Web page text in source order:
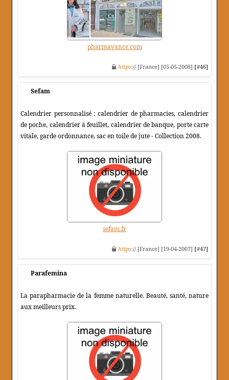
pharmavance.com
https:// [France] [05-05-2008] [#46]
Sefam
Calendrier personnalisé : calendrier de pharmacies, calendrier
de poche, calendrier à feuillet, calendrier de banque, porte carte
vitale, garde ordonnance, sac en toile de jute - Collection 2008.
sefam.fr
https:// [France] [19-04-2007] [#47]
Parafemina
La parapharmacie de la femme naturelle. Beauté, santé, nature
aux meilleurs prix.